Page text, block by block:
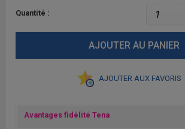
Quantité :
AJOUTER AU PANIER
AJOUTER AUX FAVORIS
Avantages fidélité Tena